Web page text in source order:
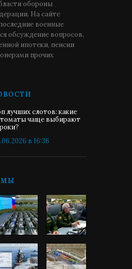
обороны
На сайте
военные
обсуждение вопросов,
ипотеки, пенсии
прочих
лучших слотов: какие
чаще выбирают
в 16:36